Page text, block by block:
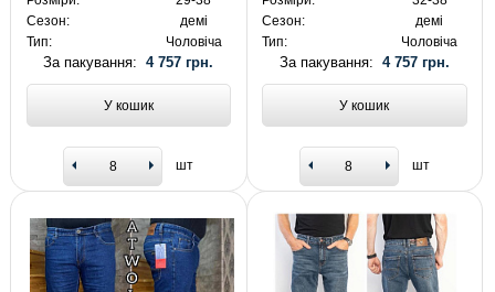
Сезон:
демі
Тип:
Чоловіча
За пакування:4 757 грн.
У кошик
шт
Сезон:
демі
Тип:
Чоловіча
За пакування: 4 757 грн.
У кошик
шт